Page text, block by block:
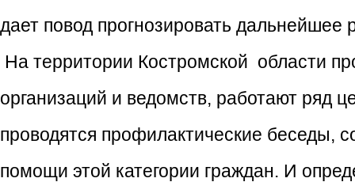
дает повод прогнозировать дальнейшее
На территории Костромской области
организаций и ведомств, работают
проводятся профилактические беседы,
помощи этой категории граждан. И